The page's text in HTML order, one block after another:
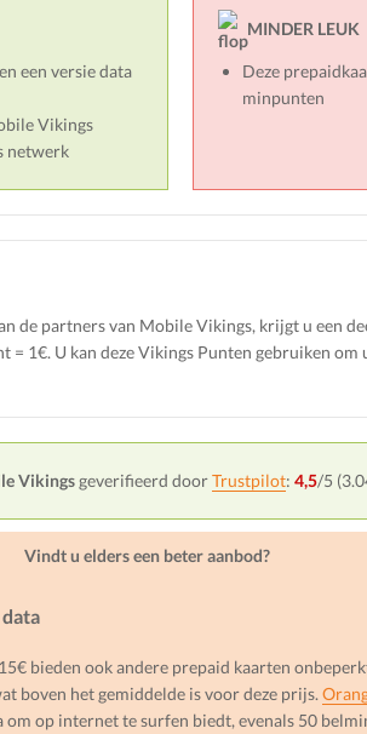
een versie data
Vikings
netwerk
MINDER LEUK
Deze
minpunten
de partners van Mobile Vikings, krijgt u een
= 1€. U kan deze Vikings Punten gebruiken
Vikingsgeverifieerd doorTrustpilot: 4,5/5 (
Vindt u elders een beter aanbod?
bieden ook andere prepaid kaarten
boven het gemiddelde is voor deze prijs.
om op internet te surfen biedt, evenals 50